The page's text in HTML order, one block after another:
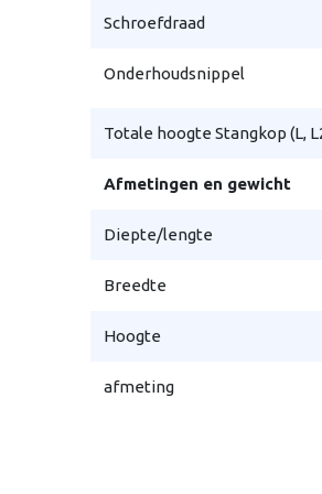
Schroefdraad
Onderhoudsnippel
Totale hoogte Stangkop (L,
Afmetingen en gewicht
Diepte/lengte
Breedte
Hoogte
afmeting